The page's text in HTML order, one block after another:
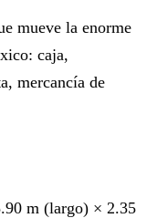
mueve la enorme
caja,
mercancía de
m (largo) × 2.35